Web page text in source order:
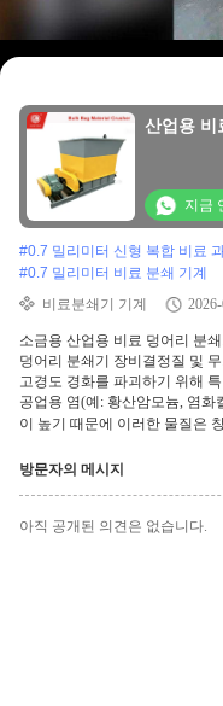
산업용 비
지금
#0.7 밀리미터 신형 복합 비료
#0.7 밀리미터 비료 분쇄 기계
비료분쇄기 기계
소금용 산업용 비료 덩어리 분
덩어리 분쇄기 장비결정질 및
고경도 경화를 파괴하기 위해
공업용 염(예: 황산암모늄, 염
이 높기 때문에 이러한 물질은
방문자의 메시지
아직 공개된 의견은 없습니다.